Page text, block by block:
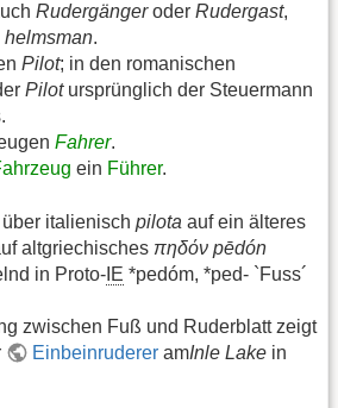
Rudergängeroder Rudergast,
helmsman.
Pilot; in den romanischen
Pilotursprünglich der Steuermann
Fahrer.
ein Führer.
italienisch pilota auf ein älteres
altgriechisches πηδόν pēdón
in Proto- IE *pedóm, *ped- `Fuss´
zwischen Fuß und Ruderblatt zeigt
Einbeinruderer amInle Lake in